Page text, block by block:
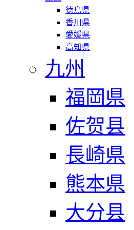
徳島県
香川県
愛媛県
高知県
九州
福岡県
佐贺县
長崎県
熊本県
大分县